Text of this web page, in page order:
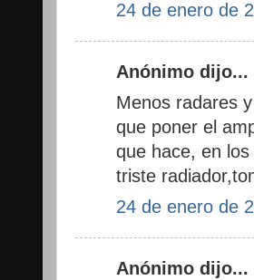
24 de enero de
Anónimo dijo...
Menos radares
que poner el
que hace, en
triste
24 de enero de
Anónimo dijo...